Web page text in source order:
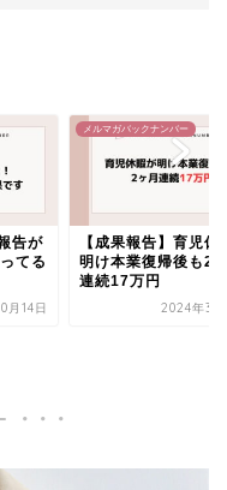
告が
てる
月14日
メルマガバックナンバー
【成果報告】育児休
明け本業復帰後も2
連続17万円
2024年3